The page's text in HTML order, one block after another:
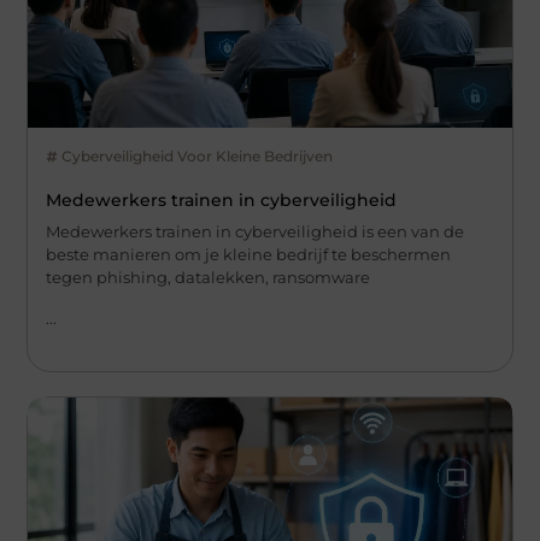
Cyberveiligheid Voor Kleine Bedrijven
Medewerkers trainen in cyberveiligheid
Medewerkers trainen in cyberveiligheid is een van de
beste manieren om je kleine bedrijf te beschermen
tegen phishing, datalekken, ransomware